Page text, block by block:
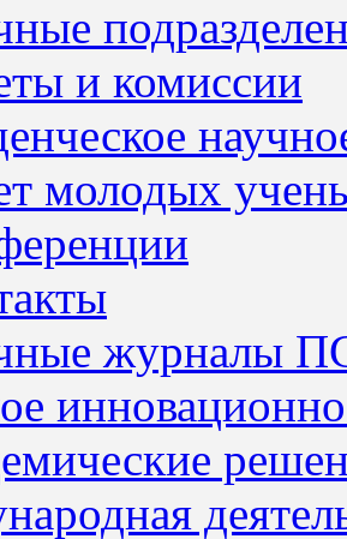
и комиссии
молодых
журналы